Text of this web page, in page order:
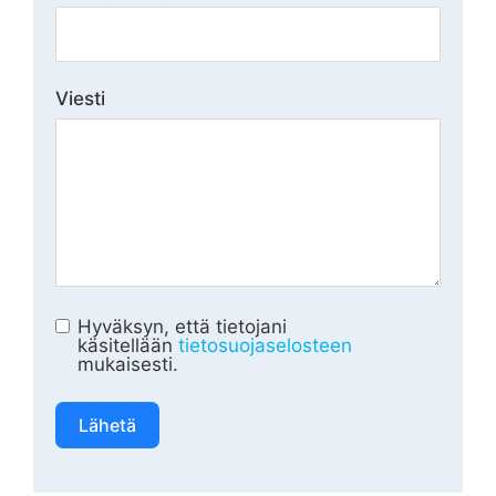
Viesti
Hyväksyn, että tietojani
käsitellään tietosuojaselosteen
mukaisesti.
Lähetä